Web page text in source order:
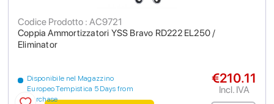
Coppia Ammortizzatori YSS Bravo RD222 EL250 /
Eliminator
Codice Prodotto : AC9721
Disponibile nel Magazzino
Europeo Tempistica 5 Days from
purchase
€210.11
Incl. IVA